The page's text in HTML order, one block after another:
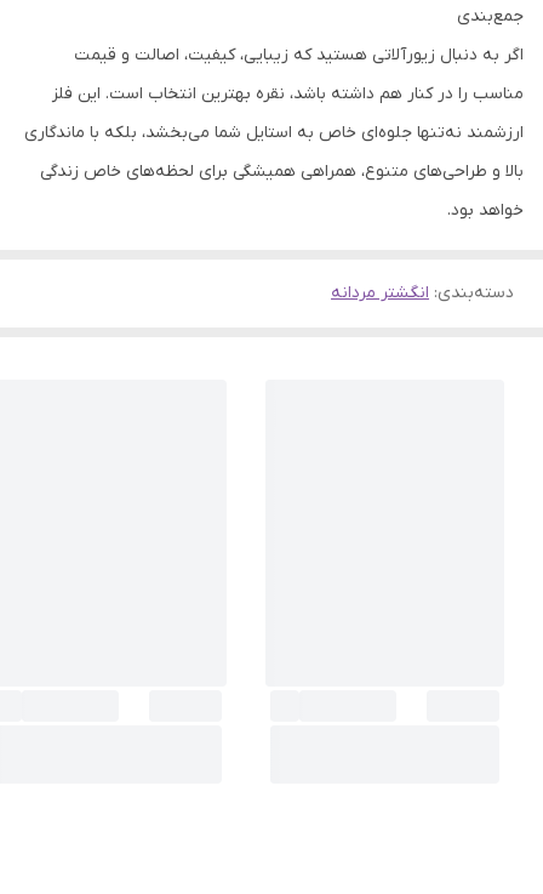
جمع‌بندی
اگر به دنبال زیورآلاتی هستید که زیبایی، کیفیت، اصالت و قیمت
مناسب را در کنار هم داشته باشد، نقره بهترین انتخاب است. این فلز
ارزشمند نه‌تنها جلوه‌ای خاص به استایل شما می‌بخشد، بلکه با ماندگاری
بالا و طراحی‌های متنوع، همراهی همیشگی برای لحظه‌های خاص زندگی
خواهد بود.
دسته‌بندی: انگشتر مردانه